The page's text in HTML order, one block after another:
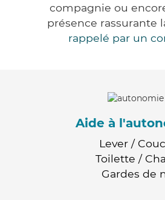
compagnie ou
présence rassurante
rappelé par un
Aide à
Lever /
Toilette /
Gardes de